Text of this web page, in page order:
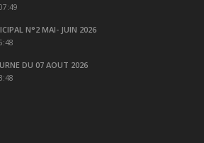
N°2 MAI- JUIN 2026
DU 07 AOUT 2026